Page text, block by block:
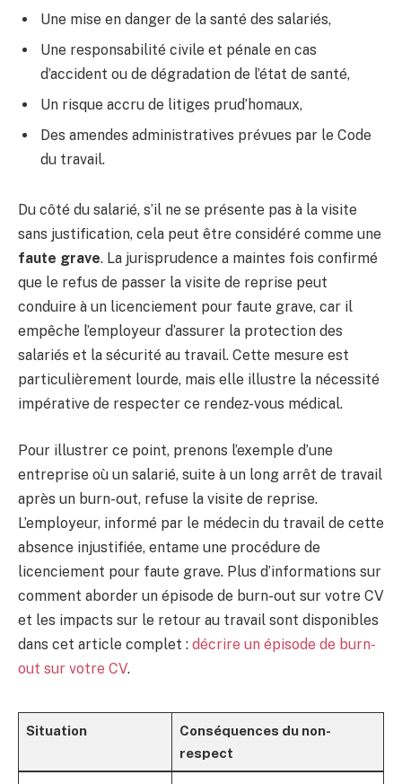
Une mise en danger de la santé des salariés,
Une responsabilité civile et pénale en cas
d’accident ou de dégradation de l’état de santé,
Un risque accru de litiges prud’homaux,
Des amendes administratives prévues par le Code
du travail.
Du côté du salarié, s’il ne se présente pas à la visite
sans justification, cela peut être considéré comme une
faute grave. La jurisprudence a maintes fois confirmé
que le refus de passer la visite de reprise peut
conduire à un licenciement pour faute grave, car il
empêche l’employeur d’assurer la protection des
salariés et la sécurité au travail. Cette mesure est
particulièrement lourde, mais elle illustre la nécessité
impérative de respecter ce rendez-vous médical.
Pour illustrer ce point, prenons l’exemple d’une
entreprise où un salarié, suite à un long arrêt de travail
après un burn-out, refuse la visite de reprise.
L’employeur, informé par le médecin du travail de cette
absence injustifiée, entame une procédure de
licenciement pour faute grave. Plus d’informations sur
comment aborder un épisode de burn-out sur votre CV
et les impacts sur le retour au travail sont disponibles
dans cet article complet : décrire un épisode de burn-
out sur votre CV.
Situation
Conséquences du non-
respect